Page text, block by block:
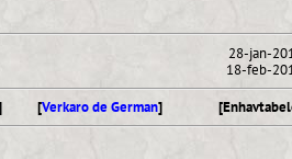
28-jan-
18-feb-
[Verkaro de German]